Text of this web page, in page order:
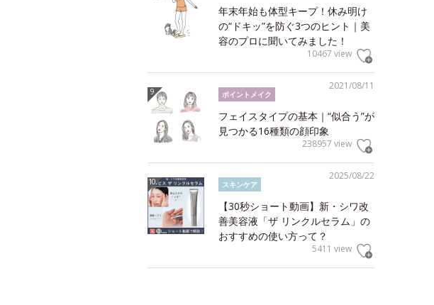
年末年始も体型キープ！休み明け
の“ドキッ”を防ぐ3つのヒント｜美
容のプロに聞いてみました！
10467 view
2021/08/11
ポイントメイク
フェイスタイプの基本｜“似合う”が
見つかる16種類の顔印象
238957 view
2025/08/22
スキンケア
【30秒ショート動画】新・シワ改
善美容液「ザ リンクルセラム」の
おすすめの使い方って？
5411 view